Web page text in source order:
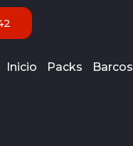
Inicio Packs Barcos